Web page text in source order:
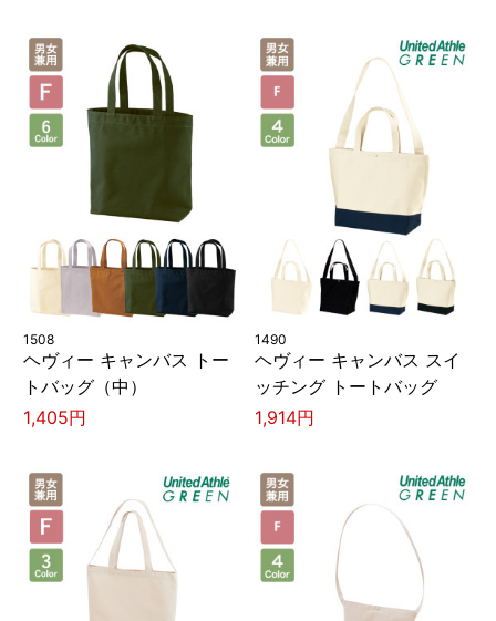
1508
ヘヴィー キャンバス トー
トバッグ（中）
1,405円
1490
ヘヴィー キャンバス スイ
ッチング トートバッグ
1,914円